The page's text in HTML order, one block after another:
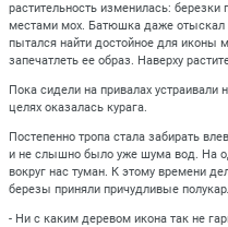
растительность изменилась:
местами мох. Батюшка даже отыскал
пытался найти достойное для иконы
запечатлеть ее образ. Наверху
Пока сидели на привалах
целях оказалась курага.
Постепенно тропа стала забирать
и не слышно было уже шума вод. На
вокруг нас туман. К этому времени
березы приняли причудливые
- Ни с каким деревом икона так не